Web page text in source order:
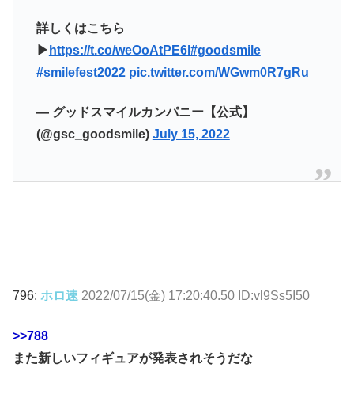
詳しくはこちら
▶ https://t.co/weOoAtPE6l #goodsmile
#smilefest2022 pic.twitter.com/WGwm0R7gRu
— グッドスマイルカンパニー【公式】
(@gsc_goodsmile) July 15, 2022
796: ホロ速 2022/07/15(金) 17:20:40.50 ID:vl9Ss5I50
>>788
また新しいフィギュアが発表されそうだな